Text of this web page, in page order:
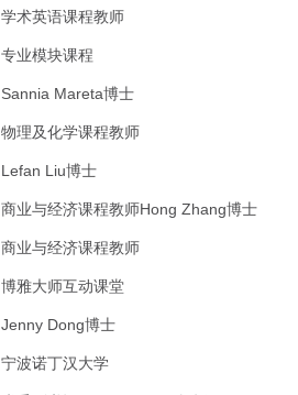
学术英语课程教师
专业模块课程
Sannia Mareta博士
物理及化学课程教师
Lefan Liu博士
商业与经济课程教师Hong Zhang博士
商业与经济课程教师
博雅大师互动课堂
Jenny Dong博士
宁波诺丁汉大学